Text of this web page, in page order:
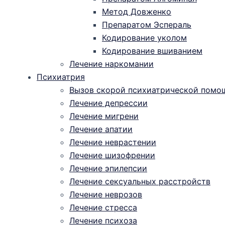
Метод Довженко
Препаратом Эспераль
Кодирование уколом
Кодирование вшиванием
Лечение наркомании
Психиатрия
Вызов скорой психиатрической
Лечение депрессии
Лечение мигрени
Лечение апатии
Лечение неврастении
Лечение шизофрении
Лечение эпилепсии
Лечение сексуальных расстройств
Лечение неврозов
Лечение стресса
Лечение психоза